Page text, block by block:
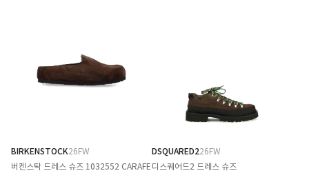
BIRKENSTOCK26FW
버켄스탁 드레스 슈즈 1032552 CARAFE
DSQUARED226FW
디스퀘어드2 드레스 슈즈